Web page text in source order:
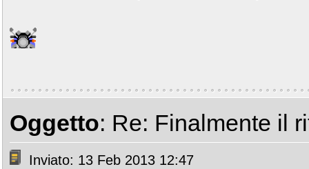
Oggetto: Re: Finalmente il
Inviato: 13 Feb 2013 12:47